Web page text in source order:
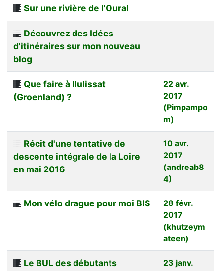
Sur une rivière de l'Oural
Découvrez des Idées
d'itinéraires sur mon nouveau
blog
Que faire à Ilulissat
(Groenland) ?
22 avr.
2017
(Pimpampo
m)
Récit d'une tentative de
descente intégrale de la Loire
en mai 2016
10 avr.
2017
(andreab8
4)
Mon vélo drague pour moi BIS
28 févr.
2017
(khutzeym
ateen)
Le BUL des débutants
23 janv.